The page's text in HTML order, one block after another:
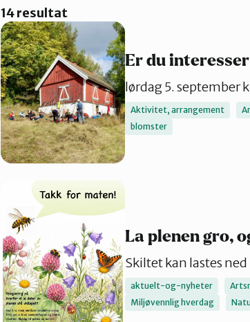
Nordre Follo
Oslo Sør
14 resultat
Er du
lørdag 5. september
Aktivitet, arrangement
blomster
La plenen gro,
Skiltet kan lastes ned
aktuelt-og-nyheter
Miljøvennlig hverdag